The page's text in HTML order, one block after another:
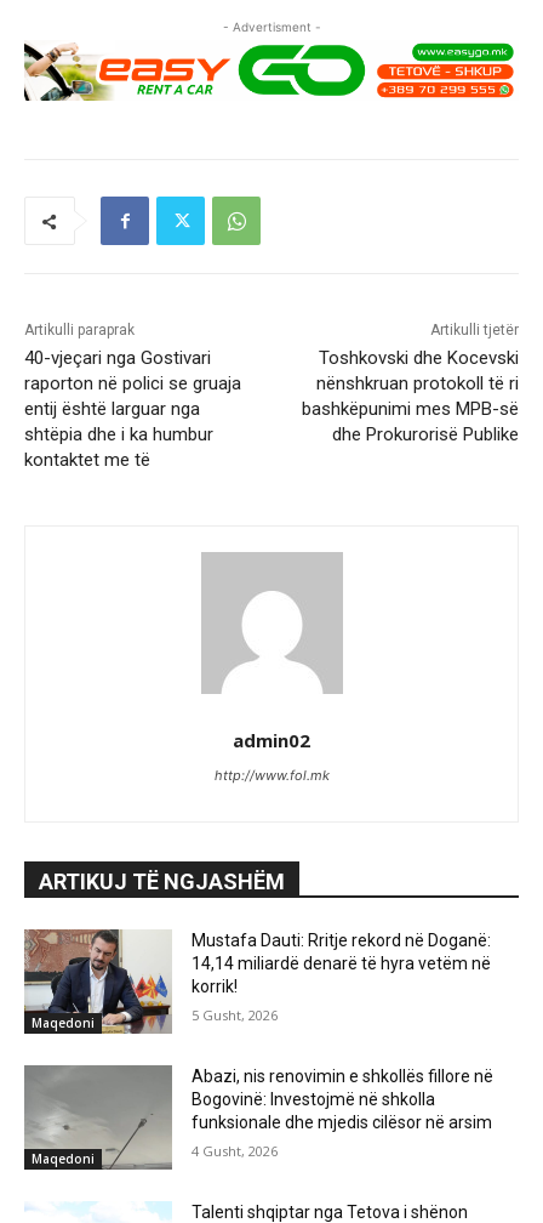
- Advertisment -
Artikulli paraprak
40-vjeçari nga Gostivari
raporton në polici se gruaja
entij është larguar nga
shtëpia dhe i ka humbur
kontaktet me të
Artikulli tjetër
Toshkovski dhe Kocevski
nënshkruan protokoll të ri
bashkëpunimi mes MPB-së
dhe Prokurorisë Publike
admin02
http://www.fol.mk
ARTIKUJ TË NGJASHËM
Maqedoni
Mustafa Dauti: Rritje rekord në Doganë:
14,14 miliardë denarë të hyra vetëm në
korrik!
5 Gusht, 2026
Maqedoni
Abazi, nis renovimin e shkollës fillore në
Bogovinë: Investojmë në shkolla
funksionale dhe mjedis cilësor në arsim
4 Gusht, 2026
Talenti shqiptar nga Tetova i shënon